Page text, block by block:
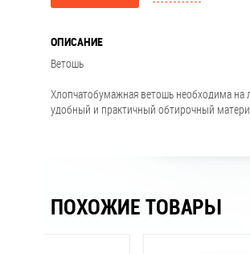
ОПИСАНИЕ
Ветошь
Хлопчатобумажная ветошь необходима на
удобный и практичный обтирочный
ПОХОЖИЕ ТОВАРЫ